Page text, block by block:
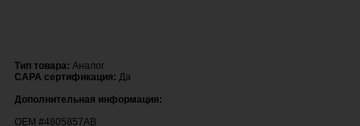
Тип товара: Аналог
CAPA сертификация: Да
Дополнительная информация:
OEM #4805857AB